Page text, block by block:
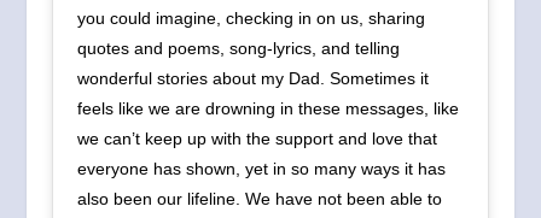
you could imagine, checking in on us, sharing
quotes and poems, song-lyrics, and telling
wonderful stories about my Dad. Sometimes it
feels like we are drowning in these messages, like
we can’t keep up with the support and love that
everyone has shown, yet in so many ways it has
also been our lifeline. We have not been able to